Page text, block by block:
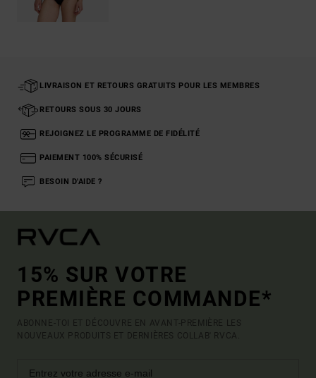
LIVRAISON ET RETOURS GRATUITS POUR LES MEMBRES
RETOURS SOUS 30 JOURS
REJOIGNEZ LE PROGRAMME DE FIDÉLITÉ
PAIEMENT 100% SÉCURISÉ
BESOIN D'AIDE ?
15% SUR VOTRE
PREMIÈRE COMMANDE*
ABONNE-TOI ET DÉCOUVRE EN AVANT-PREMIÈRE LES
NOUVEAUX PRODUITS ET DERNIÈRES COLLAB' RVCA.